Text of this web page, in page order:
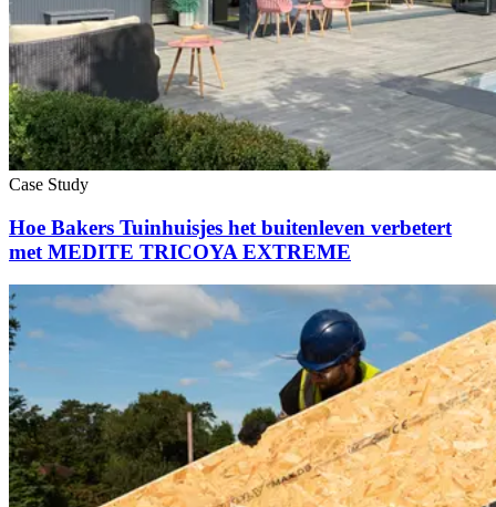
Case Study
Hoe Bakers Tuinhuisjes het buitenleven verbetert
met MEDITE TRICOYA EXTREME